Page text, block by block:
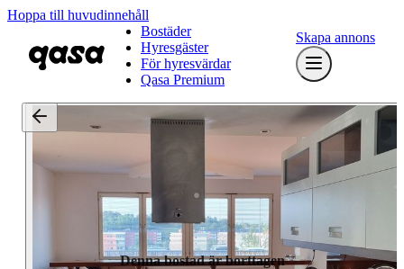
Hoppa till huvudinnehåll
Bostäder
Hyresgäster
För hyresvärdar
Qasa Premium
Skapa annons
Denna bostad är borttagen